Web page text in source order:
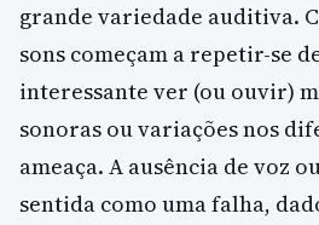
grande variedade auditiva.
sons começam a repetir-se
interessante ver (ou ouvir)
sonoras ou variações nos
ameaça. A ausência de voz
sentida como uma falha,